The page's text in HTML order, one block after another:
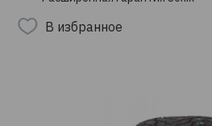
В избранное